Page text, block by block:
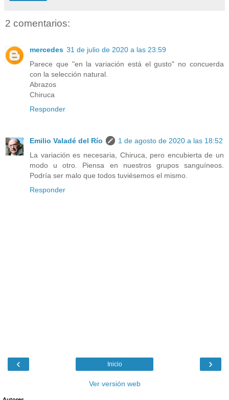
2 comentarios:
mercedes 31 de julio de 2020 a las 23:59
Parece que "en la variación está el gusto" no concuerda
con la selección natural.
Abrazos
Chiruca
Responder
Emilio Valadé del Río
1 de agosto de 2020 a las 18:52
La variación es necesaria, Chiruca, pero encubierta de un
modo u otro. Piensa en nuestros grupos sanguíneos.
Podría ser malo que todos tuviésemos el mismo.
Responder
‹ ›
Inicio
Ver versión web